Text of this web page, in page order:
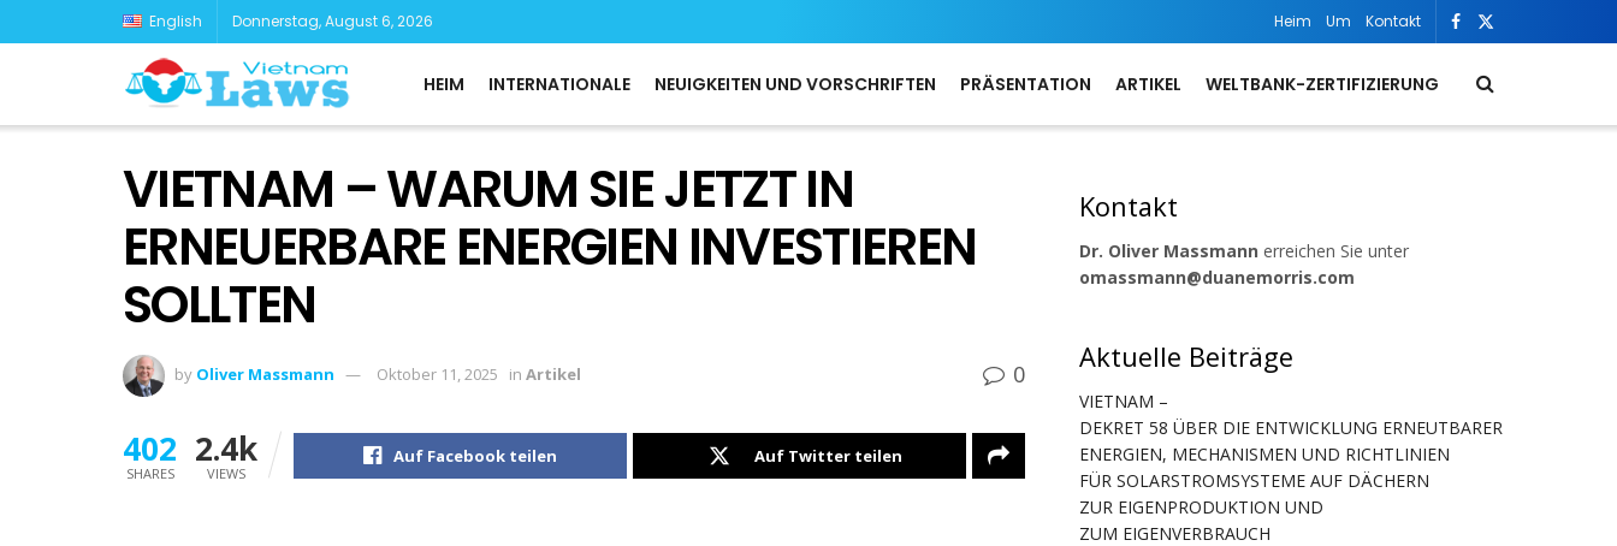
English Donnerstag, August 6, 2026 Heim Um Kontakt
HEIM INTERNATIONALE NEUIGKEITEN UND VORSCHRIFTEN PRÄSENTATION ARTIKEL WELTBANK-ZERTIFIZIERUNG
VIETNAM – WARUM SIE JETZT IN
ERNEUERBARE ENERGIEN INVESTIEREN
SOLLTEN
by Oliver Massmann Oktober 11, 2025 in Artikel 0
402
SHARES
2.4k
VIEWS
Auf Facebook teilen Auf Twitter teilen
Kontakt
Dr. Oliver Massmann erreichen Sie unter
omassmann@duanemorris.com
Aktuelle Beiträge
VIETNAM –
DEKRET 58 ÜBER DIE ENTWICKLUNG ERNEUTBARER
ENERGIEN, MECHANISMEN UND RICHTLINIEN
FÜR SOLARSTROMSYSTEME AUF DÄCHERN
ZUR EIGENPRODUKTION UND
ZUM EIGENVERBRAUCH